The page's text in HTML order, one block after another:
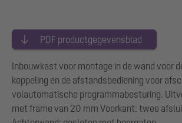
PDF productgegevensblad
Inbouwkast voor montage in de wand voor
koppeling en de afstandsbediening voor
volautomatische programmabesturing.
met frame van 20 mm Voorkant: twee